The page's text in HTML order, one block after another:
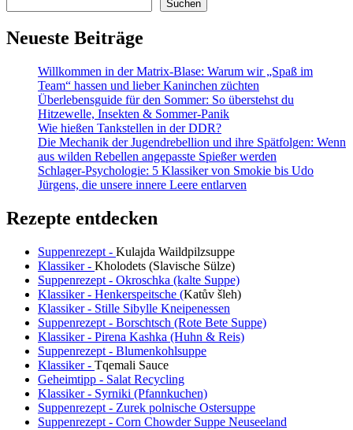
Suchen
Neueste Beiträge
Willkommen in der Matrix-Blase: Warum wir „Spaß im
Team“ hassen und lieber Kaninchen züchten
Überlebensguide für den Sommer: So überstehst du
Hitzewelle, Insekten & Sommer-Panik
Wie hießen Tankstellen in der DDR?
Die Mechanik der Jugendrebellion und ihre Spätfolgen: Wenn
aus wilden Rebellen angepasste Spießer werden
Schlager-Psychologie: 5 Klassiker von Smokie bis Udo
Jürgens, die unsere innere Leere entlarven
Rezepte entdecken
Suppenrezept - Kulajda Waildpilzsuppe
Klassiker - Kholodets (Slavische Sülze)
Suppenrezept - Okroschka (kalte Suppe)
Klassiker - Henkerspeitsche (Katův šleh)
Klassiker - Stille Sibylle Kneipenessen
Suppenrezept - Borschtsch (Rote Bete Suppe)
Klassiker - Pirena Kashka (Huhn & Reis)
Suppenrezept - Blumenkohlsuppe
Klassiker - Tqemali Sauce
Geheimtipp - Salat Recycling
Klassiker - Syrniki (Pfannkuchen)
Suppenrezept - Zurek polnische Ostersuppe
Suppenrezept - Corn Chowder Suppe Neuseeland